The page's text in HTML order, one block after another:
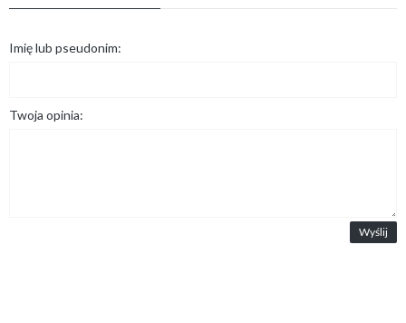
Imię lub pseudonim:
Twoja opinia:
Wyślij